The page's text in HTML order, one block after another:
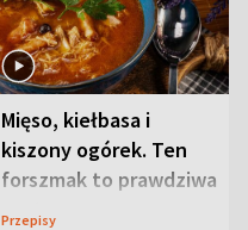
Mięso, kiełbasa i
kiszony ogórek. Ten
forszmak to prawdziwa
uczta
Przepisy